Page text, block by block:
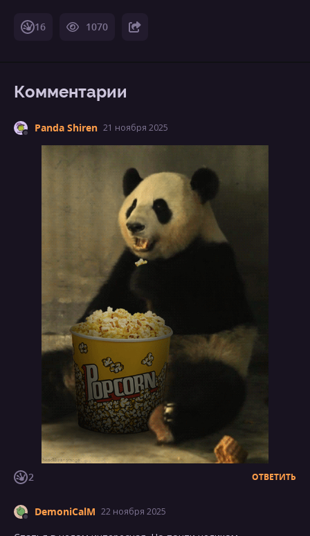
16 1070
Комментарии
Panda Shiren 21 ноября 2025
2 ОТВЕТИТЬ
DemoniCalM 22 ноября 2025